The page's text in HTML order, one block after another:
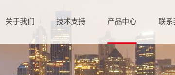
关于我们 技术支持 产品中心 联系